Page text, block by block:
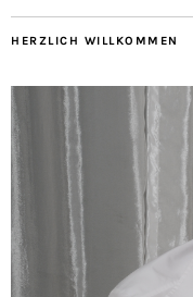
HERZLICH WILLKOMMEN